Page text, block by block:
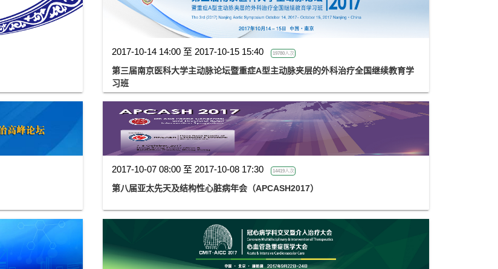
2017-10-14 14:00 至 2017-10-15 15:40 19780人次
第三届南京医科大学主动脉论坛暨重症A型主动脉夹层的外科治疗全国继续教育学
习班
2017-10-07 08:00 至 2017-10-08 17:30 14419人次
第八届亚太先天及结构性心脏病年会（APCASH2017）